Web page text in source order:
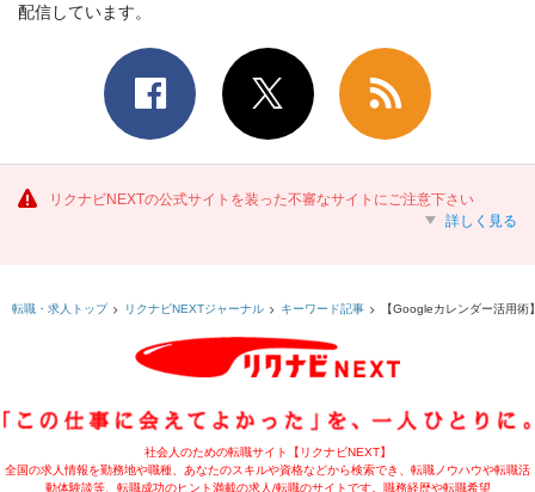
配信しています。
リクナビNEXTの公式サイトを装った不審なサイトにご注意下さい
詳しく見る
転職・求人トップ リクナビNEXTジャーナル キーワード記事 【Googleカレンダー活用
社会人のための転職サイト【リクナビNEXT】
全国の求人情報を勤務地や職種、あなたのスキルや資格などから検索でき、転職ノウハウや転職活
動体験談等、転職成功のヒント満載の求人/転職のサイトです。職務経歴や転職希望